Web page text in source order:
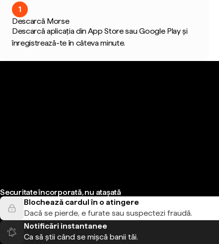
1
Descarcă Morse
Descarcă aplicația din App Store sau Google Play și
înregistrează-te în câteva minute.
Securitate încorporată, nu atașată
Blochează cardul în o atingere
Dacă se pierde, e furate sau suspectezi fraudă.
Notificări instantanee
Ca să știi când se mișcă banii tăi.